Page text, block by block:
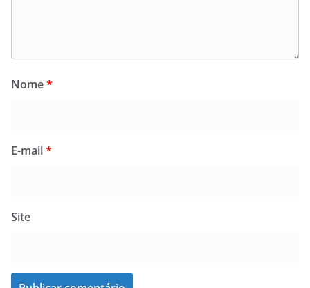
Nome*
E-mail*
Site